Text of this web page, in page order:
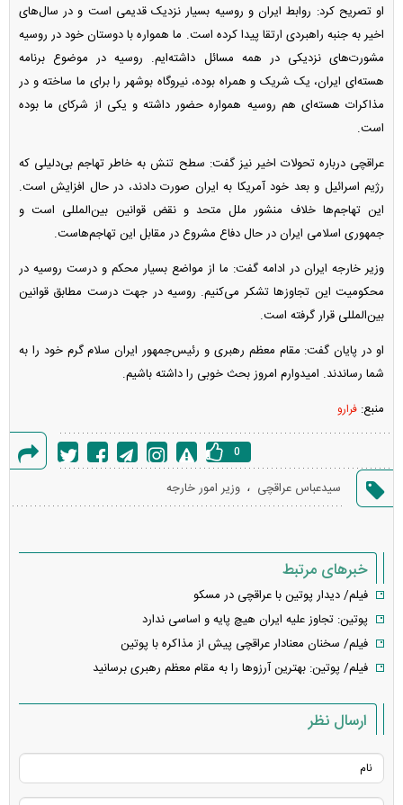
او تصریح کرد: روابط ایران و روسیه بسیار نزدیک قدیمی است و در سال‌های
اخیر به جنبه راهبردی ارتقا پیدا کرده است. ما همواره با دوستان خود در روسیه
مشورت‌های نزدیکی در همه مسائل داشته‌ایم. روسیه در موضوع برنامه
هسته‌ای ایران، یک شریک و همراه بوده، نیروگاه بوشهر را برای ما ساخته و در
مذاکرات هسته‌ای هم روسیه همواره حضور داشته و یکی از شرکای ما بوده
است.
عراقچی درباره تحولات اخیر نیز گفت: سطح تنش به خاطر تهاجم بی‌دلیلی که
رژیم اسرائیل و بعد خود آمریکا به ایران صورت دادند، در حال افزایش است.
این تهاجم‌ها خلاف منشور ملل متحد و نقض قوانین بین‌المللی است و
جمهوری اسلامی ایران در حال دفاع مشروع در مقابل این تهاجم‌هاست.
وزیر خارجه ایران در ادامه گفت: ما از مواضع بسیار محکم و درست روسیه در
محکومیت این تجاوز‌ها تشکر می‌کنیم. روسیه در جهت درست مطابق قوانین
بین‌المللی قرار گرفته است.
او در پایان گفت: مقام معظم رهبری و رئیس‌جمهور ایران سلام گرم خود را به
شما رساندند. امیدوارم امروز بحث خوبی را داشته باشیم.
منبع: فرارو
گزارش
خطا
0
سیدعباس عراقچی ، وزیر امور خارجه
خبرهای مرتبط
فیلم/ دیدار پوتین با عراقچی در مسکو
پوتین: تجاوز علیه ایران هیچ پایه و اساسی ندارد
فیلم/ سخنان معنادار عراقچی پیش از مذاکره با پوتین
فیلم/ پوتین: بهترین آرزو‌ها را به مقام معظم رهبری برسانید
ارسال نظر